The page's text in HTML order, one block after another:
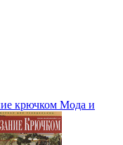
крючком Мода и